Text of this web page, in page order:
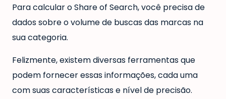
Para calcular o Share of Search, você precisa de
dados sobre o volume de buscas das marcas na
sua categoria.
Felizmente, existem diversas ferramentas que
podem fornecer essas informações, cada uma
com suas características e nível de precisão.